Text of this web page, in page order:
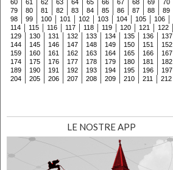
60 61 62 63 64 65 66 67 68 69 70
79
80 81 82 83 84 85 86 87 88 89
98
99 100 101 102 103 104 105 106
114
115 116 117 118 119 120 121 122
129
130 131 132 133 134 135 136 137
144
145 146 147 148 149 150 151 152
159
160 161 162 163 164 165 166 167
174
175 176 177 178 179 180 181 182
189
190 191 192 193 194 195 196 197
204
205 206 207 208 209 210 211
212
LE NOSTRE APP